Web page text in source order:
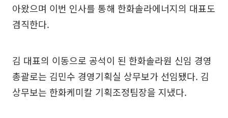
아왔으며 이번 인사를 통해 한화솔라에너지의 대표도
겸직한다.
김 대표의 이동으로 공석이 된 한화솔라원 신임 경영
총괄로는 김민수 경영기획실 상무보가 선임됐다. 김
상무보는 한화케미칼 기획조정팀장을 지냈다.